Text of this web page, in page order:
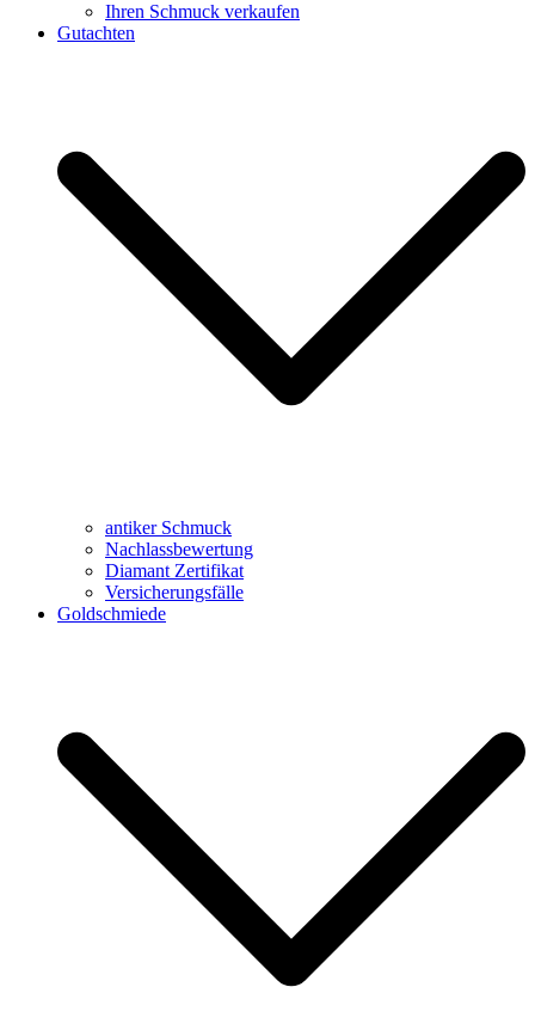
Ihren Schmuck verkaufen
Gutachten
antiker Schmuck
Nachlassbewertung
Diamant Zertifikat
Versicherungsfälle
Goldschmiede